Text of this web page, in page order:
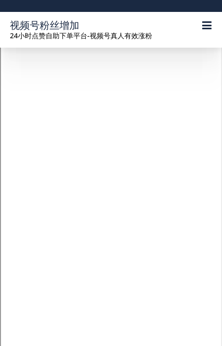
视频号粉丝增加
24小时点赞自助下单平台-视频号真人有效涨粉